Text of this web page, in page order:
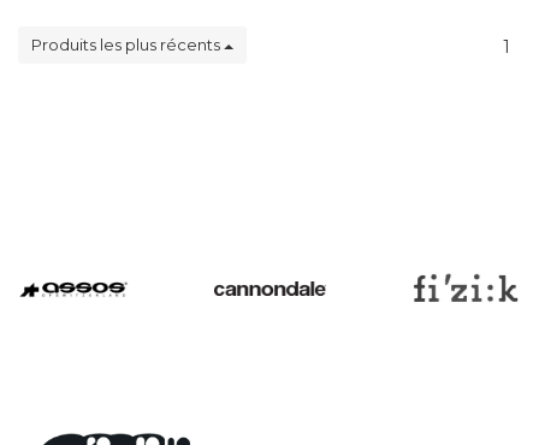
Produits les plus récents 1